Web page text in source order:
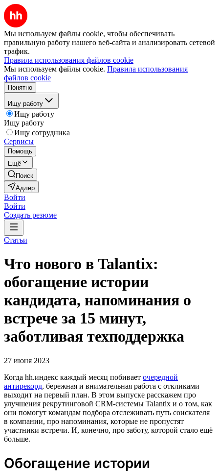
Мы используем файлы cookie, чтобы обеспечивать
правильную работу нашего веб-сайта и анализировать сетевой
трафик.
Правила использования файлов cookie
Мы используем файлы cookie. Правила использования
файлов cookie
Понятно
Ищу работу
Ищу работу
Ищу работу
Ищу сотрудника
Сервисы
Помощь
Ещё
Поиск
Адлер
Войти
Войти
Создать резюме
Статьи
Что нового в Talantix:
обогащение истории
кандидата, напоминания о
встрече за 15 минут,
заботливая техподдержка
27 июня 2023
Когда hh.индекс каждый месяц побивает очередной
антирекорд, бережная и внимательная работа с откликами
выходит на первый план. В этом выпуске расскажем про
улучшения рекрутинговой CRM-системы Talantix и о том, как
они помогут командам подбора отслеживать путь соискателя
в компании, про напоминания, которые не пропустят
участники встречи. И, конечно, про заботу, которой стало ещё
больше.
Обогащение истории